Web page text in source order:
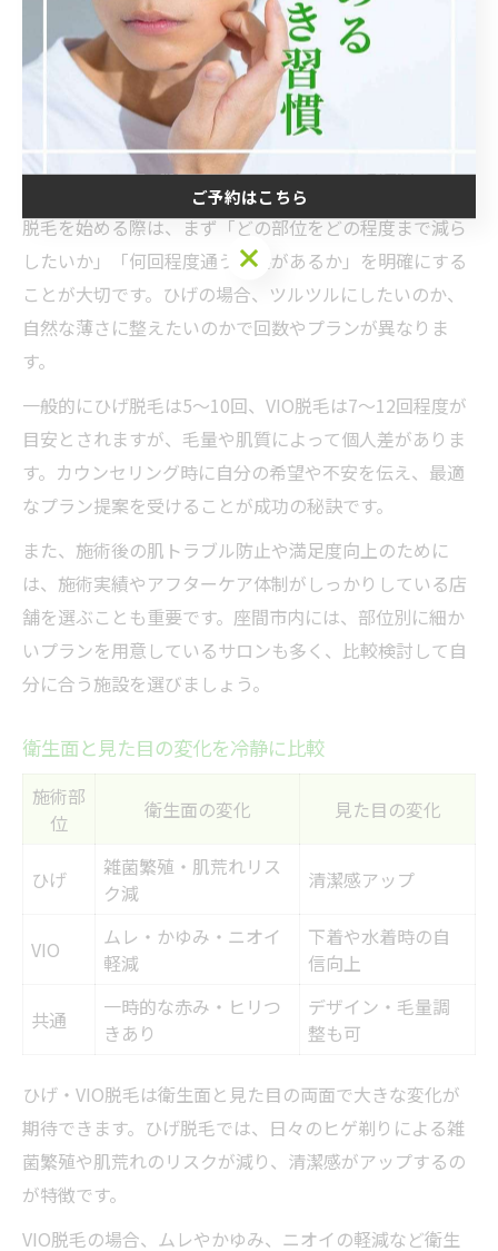
仕上がり
ひげ、VIOほか
るかなど明確に
施術回数の
ひげ5〜10回、
VIO7〜12回
個人差あり、早めの相
談推奨
店舗選び
実績・ケア体制
重視
比較検討し自分に合
脱毛を始める際は、まず「どの部位をどの程度まで減ら
したいか」「何回程度通う必要があるか」を明確にする
ことが大切です。ひげの場合、ツルツルにしたいのか、
自然な薄さに整えたいのかで回数やプランが異なりま
す。
一般的にひげ脱毛は5〜10回、VIO脱毛は7〜12回程度が
目安とされますが、毛量や肌質によって個人差がありま
す。カウンセリング時に自分の希望や不安を伝え、最適
なプラン提案を受けることが成功の秘訣です。
また、施術後の肌トラブル防止や満足度向上のために
は、施術実績やアフターケア体制がしっかりしている店
舗を選ぶことも重要です。座間市内には、部位別に細か
いプランを用意しているサロンも多く、比較検討して自
分に合う施設を選びましょう。
衛生面と見た目の変化を冷静に比較
施術部
位
衛生面の変化 見た目の変化
ひげ
雑菌繁殖・肌荒れリス
ク減
清潔感アップ
VIO
ムレ・かゆみ・ニオイ
軽減
下着や水着時の自
信向上
共通
一時的な赤み・ヒリつ
きあり
デザイン・毛量調
整も可
ひげ・VIO脱毛は衛生面と見た目の両面で大きな変化が
期待できます。ひげ脱毛では、日々のヒゲ剃りによる雑
菌繁殖や肌荒れのリスクが減り、清潔感がアップするの
が特徴です。
VIO脱毛の場合、ムレやかゆみ、ニオイの軽減など衛生
ご予約はこちら
ご予約はこちら